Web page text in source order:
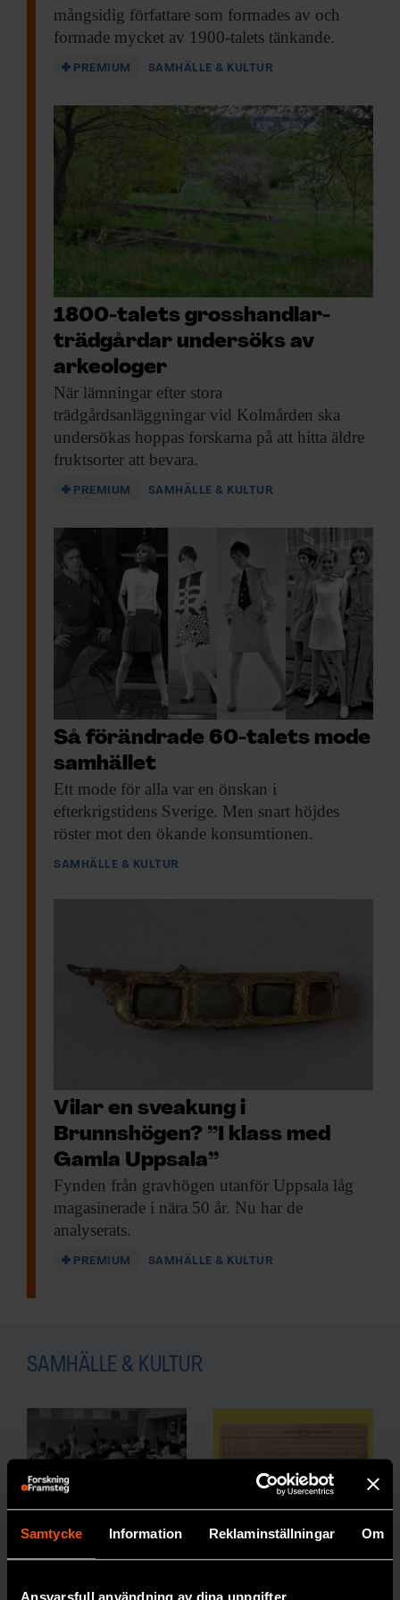
Samtycke Information Reklaminställningar Om
Ansvarsfull användning av dina uppgifter
mångsidig författare som formades av och
formade mycket av 1900-talets tänkande.
PREMIUM SAMHÄLLE & KULTUR
1800-talets gross­handlar­
trädgårdar undersöks av
arkeologer
När lämningar efter stora
trädgårdsanläggningar vid Kolmården ska
undersökas hoppas forskarna på att hitta äldre
fruktsorter att bevara.
PREMIUM SAMHÄLLE & KULTUR
Så förändrade 60-talets mode
samhället
Ett mode för alla var en önskan i
efterkrigstidens Sverige. Men snart höjdes
röster mot den ökande konsumtionen.
SAMHÄLLE & KULTUR
Vilar en sveakung i
Brunnshögen? ”I klass med
Gamla Uppsala”
Fynden från gravhögen utanför Uppsala låg
magasinerade i nära 50 år. Nu har de
analyserats.
PREMIUM SAMHÄLLE & KULTUR
SAMHÄLLE & KULTUR
Colemans
rapport om
skolan biter
Gallup
utmanade
bilden av